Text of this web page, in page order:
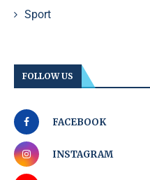
Sport
FOLLOW US
FACEBOOK
INSTAGRAM